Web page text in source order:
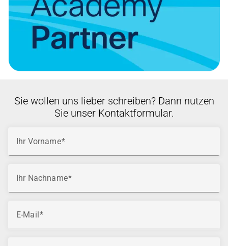
Sie wollen uns lieber schreiben? Dann nutzen
Sie unser Kontaktformular.
Ihr Vorname
Ihr Nachname
E-Mail